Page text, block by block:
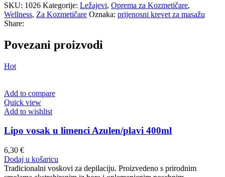
SKU: 1026 Kategorije: Ležajevi, Oprema za Kozmetičare,
Wellness, Za Kozmetičare Oznaka: prijenosni krevet za masažu
Share:
Povezani proizvodi
Hot
Add to compare
Quick view
Add to wishlist
Lipo vosak u limenci Azulen/plavi 400ml
6,30 €
Dodaj u košaricu
Tradicionalni voskovi za depilaciju. Proizvedeno s prirodnim